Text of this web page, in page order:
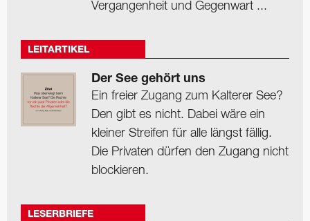
Vergangenheit und Gegenwart ...
LEITARTIKEL
Der See gehört uns
Ein freier Zugang zum Kalterer See?
Den gibt es nicht. Dabei wäre ein
kleiner Streifen für alle längst fällig.
Die Privaten dürfen den Zugang nicht
blockieren.
LESERBRIEFE